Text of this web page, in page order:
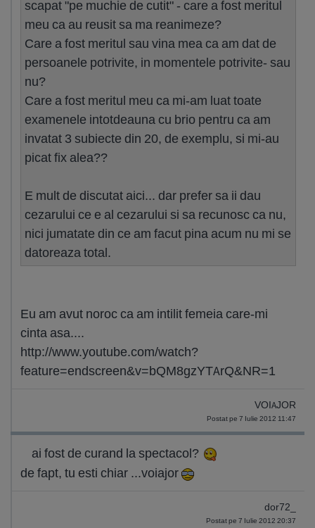
scapat "pe muchie de cutit" - care a fost meritul
meu ca au reusit sa ma reanimeze?
Care a fost meritul sau vina mea ca am dat de
persoanele potrivite, in momentele potrivite- sau
nu?
Care a fost meritul meu ca mi-am luat toate
examenele intotdeauna cu brio pentru ca am
invatat 3 subiecte din 20, de exemplu, si mi-au
picat fix alea??
E mult de discutat aici... dar prefer sa ii dau
cezarului ce e al cezarului si sa recunosc ca nu,
nici jumatate din ce am facut pina acum nu mi se
datoreaza total.
Eu am avut noroc ca am intilit femeia care-mi
cinta asa....
http://www.youtube.com/watch?
feature=endscreen&v=bQM8gzYTArQ&NR=1
VOIAJOR
Postat pe 7 Iulie 2012 11:47
ai fost de curand la spectacol?
de fapt, tu esti chiar ...voiajor
dor72_
Postat pe 7 Iulie 2012 20:37